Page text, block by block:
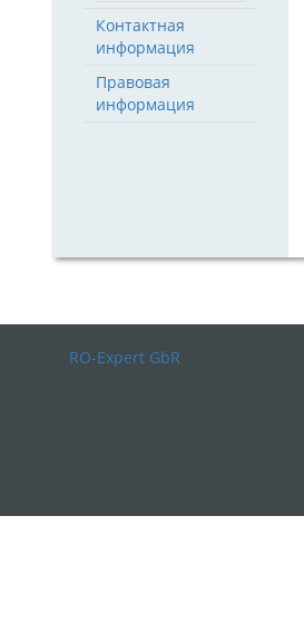
Контактная
информация
Правовая
информация
RO-Expert GbR